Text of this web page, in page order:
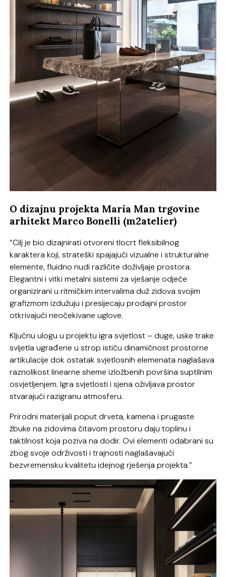
O dizajnu projekta Maria Man trgovine
arhitekt Marco Bonelli (m2atelier)
“Cilj je bio dizajnirati otvoreni tlocrt fleksibilnog
karaktera koji, strateški spajajući vizualne i strukturalne
elemente, fluidno nudi različite doživljaje prostora.
Elegantni i vitki metalni sistemi za vješanje odjeće
organizirani u ritmičkim intervalima duž zidova svojim
grafizmom izdužuju i presijecaju prodajni prostor
otkrivajući neočekivane uglove.
Ključnu ulogu u projektu igra svjetlost – duge, uske trake
svijetla ugrađene u strop ističu dinamičnost prostorne
artikulacije dok ostatak svjetlosnih elemenata naglašava
raznolikost linearne sheme izložbenih površina suptilnim
osvjetljenjem. Igra svjetlosti i sjena oživljava prostor
stvarajući razigranu atmosferu.
Prirodni materijali poput drveta, kamena i prugaste
žbuke na zidovima čitavom prostoru daju toplinu i
taktilnost koja poziva na dodir. Ovi elementi odabrani su
zbog svoje održivosti i trajnosti naglašavajući
bezvremensku kvalitetu idejnog rješenja projekta.”